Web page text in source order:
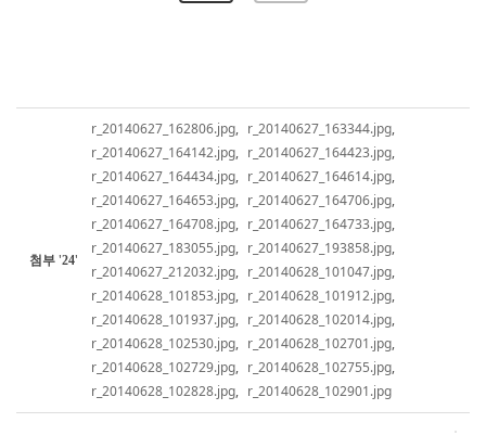
첨부'24'
r_20140627_162806.jpg, r_20140627_163344.jpg,
r_20140627_164142.jpg, r_20140627_164423.jpg,
r_20140627_164434.jpg, r_20140627_164614.jpg,
r_20140627_164653.jpg, r_20140627_164706.jpg,
r_20140627_164708.jpg, r_20140627_164733.jpg,
r_20140627_183055.jpg, r_20140627_193858.jpg,
r_20140627_212032.jpg, r_20140628_101047.jpg,
r_20140628_101853.jpg, r_20140628_101912.jpg,
r_20140628_101937.jpg, r_20140628_102014.jpg,
r_20140628_102530.jpg, r_20140628_102701.jpg,
r_20140628_102729.jpg, r_20140628_102755.jpg,
r_20140628_102828.jpg, r_20140628_102901.jpg